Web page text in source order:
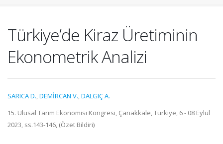
Türkiye’de Kiraz Üretiminin
Ekonometrik Analizi
SARICA D.,DEMİRCAN V.,DALGIÇ A.
15. Ulusal Tarım Ekonomisi Kongresi, Çanakkale, Türkiye, 6 - 08 Eylül
2023, ss.143-146, (Özet Bildiri)